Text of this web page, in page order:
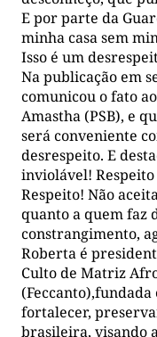
E por parte da
minha casa sem
Isso é um
Na publicação em
comunicou o fato
Amastha (PSB), e
será conveniente
desrespeito. E
inviolável!
Respeito! Não
quanto a quem faz
constrangimento,
Roberta é
Culto de Matriz
(Feccanto),fundada
fortalecer,
brasileira, visando